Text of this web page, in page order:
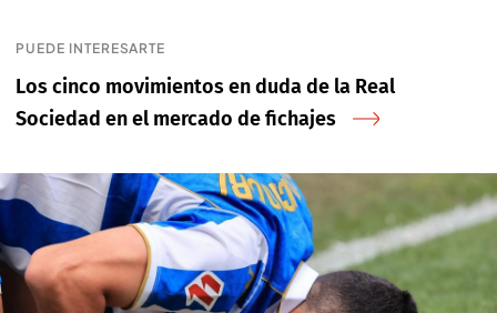
PUEDE INTERESARTE
Los cinco movimientos en duda de la Real
Sociedad en el mercado de fichajes